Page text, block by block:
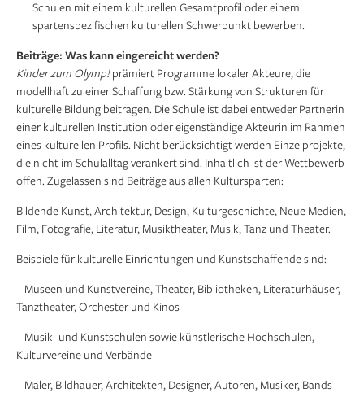
Schulen mit einem kulturellen Gesamtprofil oder einem
spartenspezifischen kulturellen Schwerpunkt bewerben.
Beiträge: Was kann eingereicht werden?
Kinder zum Olymp!prämiert Programme lokaler Akteure, die
modellhaft zu einer Schaffung bzw. Stärkung von Strukturen für
kulturelle Bildung beitragen. Die Schule ist dabei entweder Partnerin
einer kulturellen Institution oder eigenständige Akteurin im Rahmen
eines kulturellen Profils. Nicht berücksichtigt werden Einzelprojekte,
die nicht im Schulalltag verankert sind. Inhaltlich ist der Wettbewerb
offen. Zugelassen sind Beiträge aus allen Kultursparten:
Bildende Kunst, Architektur, Design, Kulturgeschichte, Neue Medien,
Film, Fotografie, Literatur, Musiktheater, Musik, Tanz und Theater.
Beispiele für kulturelle Einrichtungen und Kunstschaffende sind:
– Museen und Kunstvereine, Theater, Bibliotheken, Literaturhäuser,
Tanztheater, Orchester und Kinos
– Musik- und Kunstschulen sowie künstlerische Hochschulen,
Kulturvereine und Verbände
– Maler, Bildhauer, Architekten, Designer, Autoren, Musiker, Bands